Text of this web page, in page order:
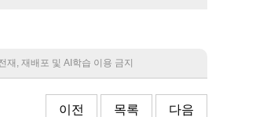
, 재배포 및 AI학습 이용 금지
이전 목록 다음